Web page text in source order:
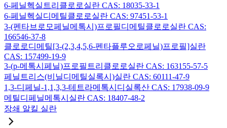
6-페닐헥실트리클로로실란 CAS: 18035-33-1
6-페닐헥실디메틸클로로실란 CAS: 97451-53-1
3-(펜타브로모페닐메톡시)프로필디메틸클로로실란 CAS:
166546-37-8
클로로디메틸[3-(2,3,4,5,6-펜타플루오로페닐)프로필]실란
CAS: 157499-19-9
3-(p-메톡시페닐)프로필트리클로로실란 CAS: 163155-57-5
페닐트리스(비닐디메틸실록시)실란 CAS: 60111-47-9
1,3-디페닐-1,1,3,3-테트라메톡시디실록산 CAS: 17938-09-9
메틸디페닐메톡시실란 CAS: 18407-48-2
장쇄 알킬 실란